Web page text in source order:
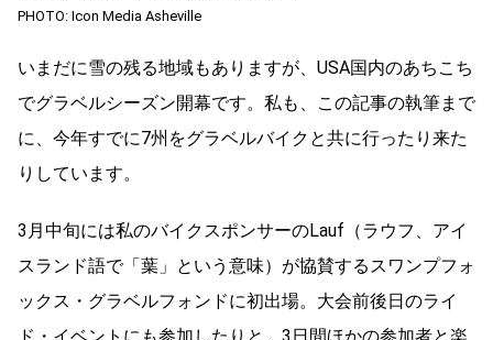
PHOTO: Icon Media Asheville
いまだに雪の残る地域もありますが、USA国内のあちこち
でグラベルシーズン開幕です。私も、この記事の執筆まで
に、今年すでに7州をグラベルバイクと共に行ったり来た
りしています。
3月中旬には私のバイクスポンサーのLauf（ラウフ、アイ
スランド語で「葉」という意味）が協賛するスワンプフォ
ックス・グラベルフォンドに初出場。大会前後日のライ